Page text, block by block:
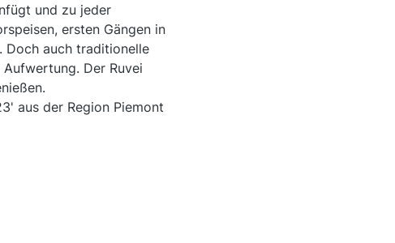
und zu jeder
ersten Gängen in
Doch auch traditionelle
Der Ruvei
aus der Region Piemont